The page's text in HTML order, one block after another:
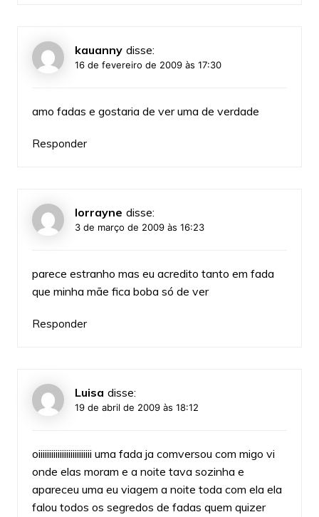
kauanny disse:
16 de fevereiro de 2009 às 17:30
amo fadas e gostaria de ver uma de verdade
Responder
lorrayne disse:
3 de março de 2009 às 16:23
parece estranho mas eu acredito tanto em fada
que minha mãe fica boba só de ver
Responder
Luisa disse:
19 de abril de 2009 às 18:12
oiiiiiiiiiiiiiiiiiiiiiiiii uma fada ja comversou com migo vi
onde elas moram e a noite tava sozinha e
apareceu uma eu viagem a noite toda com ela ela
falou todos os segredos de fadas quem quizer